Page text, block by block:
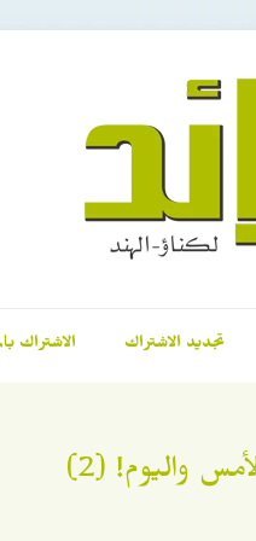
تجديد الاشتراك الاشتراك
واليوم! (2)